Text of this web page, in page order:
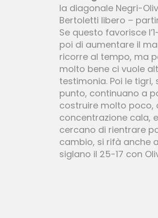
la diagonale Negri-
Bertoletti libero –
Se questo favorisce
poi di aumentare il
ricorre al tempo, ma
molto bene ci vuole
testimonia. Poi le
punto, continuano a
costruire molto poco,
concentrazione cala,
cercano di rientrare
cambio, si rifà anche
siglano il 25-17 con